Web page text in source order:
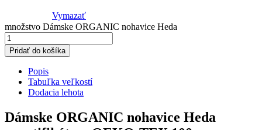
Vymazať
množstvo Dámske ORGANIC nohavice Heda
Pridať do košíka
Popis
Tabuľka veľkostí
Dodacia lehota
Dámske ORGANIC nohavice Heda